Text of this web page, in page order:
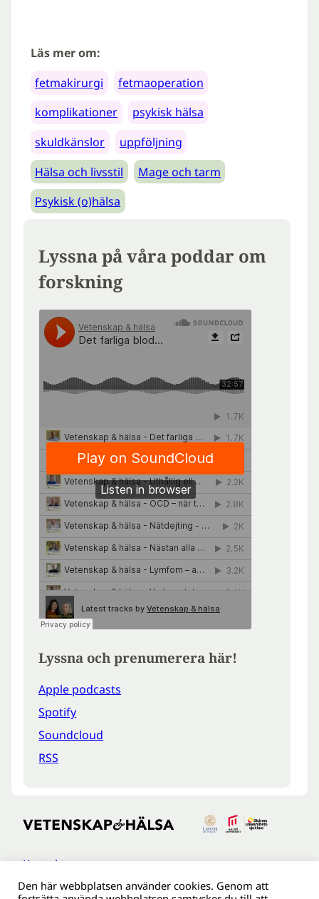
Läs mer om:
fetmakirurgi
fetmaoperation
komplikationer
psykisk hälsa
skuldkänslor
uppföljning
Hälsa och livsstil
Mage och tarm
Psykisk (o)hälsa
Lyssna på våra poddar om
forskning
Lyssna och prenumerera här!
Apple podcasts
Spotify
Soundcloud
RSS
Kontakt
Tillgänglighetsredogöreldse
Den här webbplatsen använder cookies. Genom att